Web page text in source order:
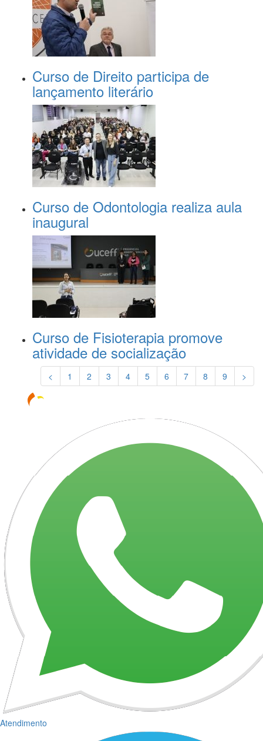
Curso de Direito participa de
lançamento literário
Curso de Odontologia realiza aula
inaugural
Curso de Fisioterapia promove
atividade de socialização
< 1 2 3 4 5 6 7 8 9 >
Atendimento